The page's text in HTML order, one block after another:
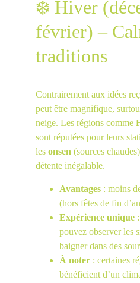
❄️ Hiver
février) –
traditions
Contrairement aux idées
peut être magnifique,
neige. Les régions comme
sont réputées pour leurs
les onsen (sources
détente inégalable.
Avantages : moins
(hors fêtes de fin
Expérience unique
pouvez observer les
baigner dans des
À noter : certaines
bénéficient d’un